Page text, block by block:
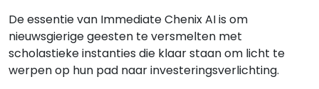
De essentie van Immediate Chenix AI is om
nieuwsgierige geesten te versmelten met
scholastieke instanties die klaar staan om licht te
werpen op hun pad naar investeringsverlichting.